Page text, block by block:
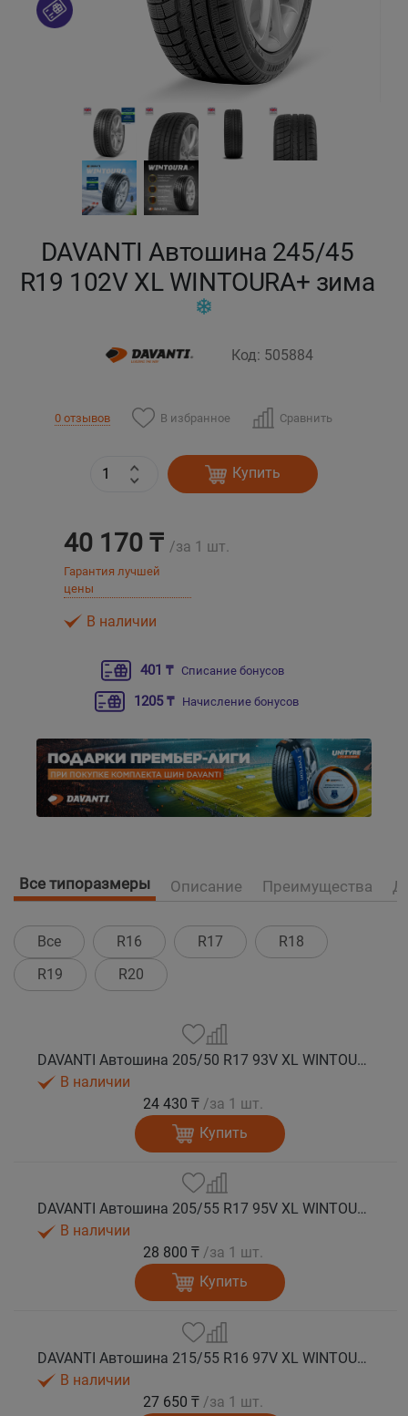
DAVANTI Автошина 245/45
R19 102V XL WINTOURA+ зима
Код: 505884
0 отзывов В избранное Сравнить
Купить
40 170 ₸ /за 1 шт.
Гарантия лучшей
цены
В наличии
401 ₸ Списание бонусов
1205 ₸ Начисление бонусов
Все типоразмеры Описание Преимущества
Все R16 R17
R18
R19
R20
DAVANTI Автошина 205/50 R17 93V XL WINTOURA+ зима
В наличии
24 430 ₸ /за 1 шт.
Купить
DAVANTI Автошина 205/55 R17 95V XL WINTOURA+ зима
В наличии
28 800 ₸ /за 1 шт.
Купить
DAVANTI Автошина 215/55 R16 97V XL WINTOURA+ зима
В наличии
27 650 ₸ /за 1 шт.
Кокшетау
Кызылорда
Павлодар
Петропавловск
Семей
Шымкент
Экибастуз